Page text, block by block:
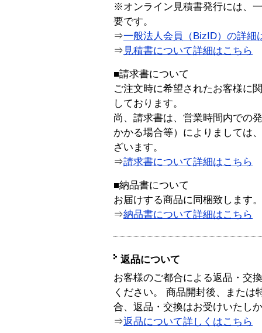
※オンライン見積書発行には、
要です。
⇒一般法人会員（BizID）の詳細
⇒ 見積書について詳細はこちら
■請求書について
ご注文時に希望されたお客様に
しております。
尚、請求書は、営業時間内での
かかる場合等）によりましては
ざいます。
⇒請求書について詳細はこちら
■納品書について
お届けする商品に同梱致します。
⇒納品書について詳細はこちら
返品について
お客様のご都合による返品・交
ください。 商品開封後、または
合、返品・交換はお受けいたし
⇒返品について詳しくはこちら